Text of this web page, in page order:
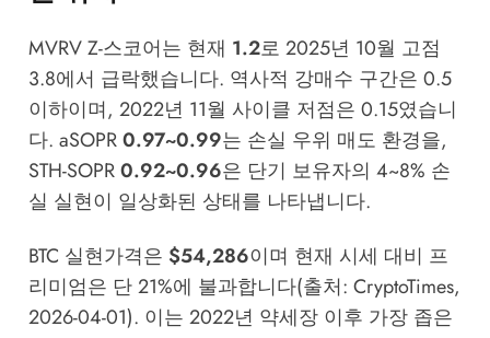
MVRV Z-스코어는 현재 1.2로 2025년 10월 고점
3.8에서 급락했습니다. 역사적 강매수 구간은 0.5
이하이며, 2022년 11월 사이클 저점은 0.15였습니
다. aSOPR0.97~0.99는 손실 우위 매도 환경을,
STH-SOPR0.92~0.96은 단기 보유자의 4~8% 손
실 실현이 일상화된 상태를 나타냅니다.
BTC 실현가격은 $54,286이며 현재 시세 대비 프
리미엄은 단 21%에 불과합니다(출처: CryptoTimes,
2026-04-01). 이는 2022년 약세장 이후 가장 좁은